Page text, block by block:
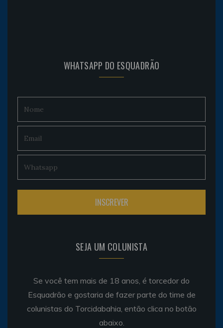
WHATSAPP DO ESQUADRÃO
SEJA UM COLUNISTA
Se você tem mais de 18 anos, é torcedor do
Esquadrão e gostaria de fazer parte do time de
colunistas do Torcidabahia, então clica no botão
abaixo.